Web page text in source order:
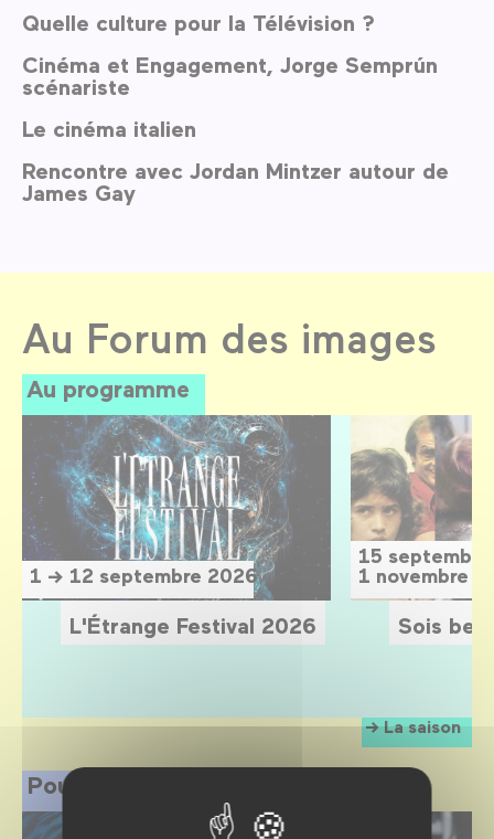
Quelle culture pour la Télévision ?
Cinéma et Engagement, Jorge Semprún
scénariste
Le cinéma italien
Rencontre avec Jordan Mintzer autour de
James Gay
Au Forum des images
Au programme
La saison
1 → 12 septembre 2026
L'Étrange Festival 2026
15
1 novembre
Sois
Pour les professionnels